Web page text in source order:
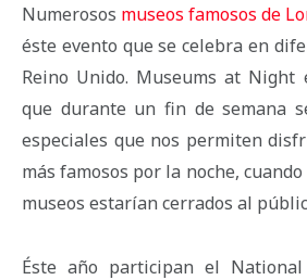
Numerosos museos famosos de
éste evento que se celebra en
Reino Unido. Museums at
que durante un fin de semana
especiales que nos permiten
más famosos por la noche,
museos estarían cerrados al
Éste año participan el National